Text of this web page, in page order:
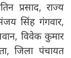
प्रसाद, राज्य
सिंह गंगवार,
विवेक कुमार
जिला पंचायत